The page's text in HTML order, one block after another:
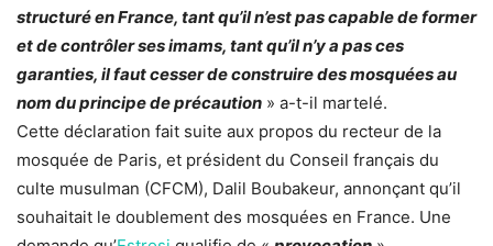
structuré en France, tant qu’il n’est pas capable de former
et de contrôler ses imams, tant qu’il n’y a pas ces
garanties, il faut cesser de construire des mosquées au
nom du principe de précaution » a-t-il martelé.
Cette déclaration fait suite aux propos du recteur de la
mosquée de Paris, et président du Conseil français du
culte musulman (CFCM), Dalil Boubakeur, annonçant qu’il
souhaitait le doublement des mosquées en France. Une